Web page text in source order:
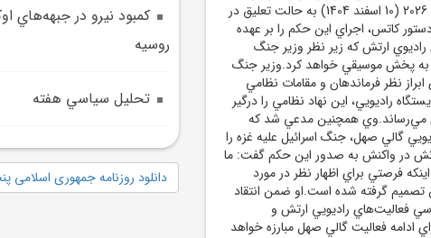
اساس، پخش برنامه‌هاي اين ايستگاه تا اول مارس 2026 (10 اسفند 1404) به حالت تعليق در
کاتس، اجراي اين حکم را بر عهده
ارتش که زير نظر وزير جنگ
به پخش موسيقي خواهد کرد.وزير جنگ
نظر فرماندهان و مقامات نظامي
راديويي، اين نهاد نظامي را درگير
مي‌رساند.وي همچنين مدعي شد که
گالي صهل، جنگ اسرائيل عليه غزه را
در واکنش به صدور اين حکم گفت: ما
فرصتي براي اظهار نظر در مورد
تصميم گرفته شده است.او ضمن انتقاد
فعاليت‌هاي راديويي ارتش و
ادامه فعاليت گالي صهل مبارزه خواهد
کمبود نيرو در جبهه‌هاي
روسيه
تحليل سياسي هفته
دانلود روزنامه جمهوری اسلامی پنجشنبه 1404/08/22